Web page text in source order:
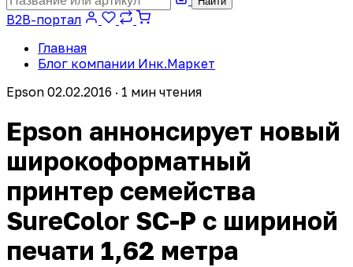
B2B-портал
Главная
Блог компании Инк.Маркет
Epson 02.02.2016 · 1 мин чтения
Epson аннонсирует новый
широкоформатный
принтер семейства
SureColor SC-P с шириной
печати 1,62 метра